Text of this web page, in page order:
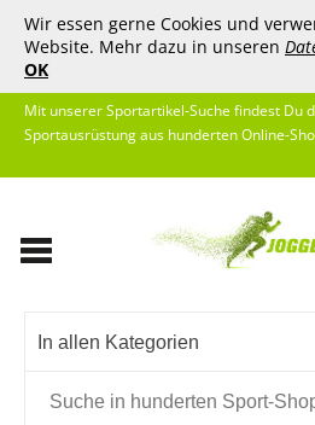
Wir essen gerne Cookies und
Website. Mehr dazu in unseren
OK
Mit unserer Sportartikel-Suche findest Du
Sportausrüstung aus hunderten Online-
In allen Kategorien